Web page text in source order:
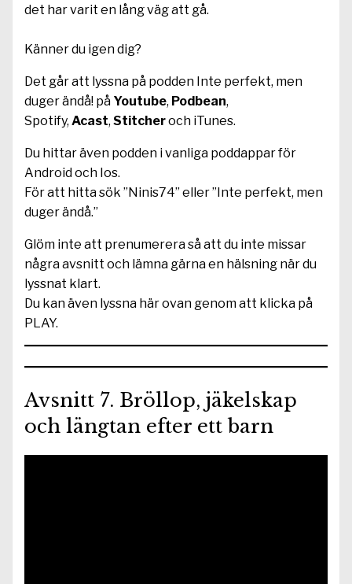
det har varit en lång väg att gå.
Känner du igen dig?
Det går att lyssna på podden Inte perfekt, men
duger ändå! på Youtube, Podbean,
Spotify, Acast, Stitcheroch iTunes.
Du hittar även podden i vanliga poddappar för
Android och Ios.
För att hitta sök ”Ninis74” eller ”Inte perfekt, men
duger ändå.”
Glöm inte att prenumerera så att du inte missar
några avsnitt och lämna gärna en hälsning när du
lyssnat klart.
Du kan även lyssna här ovan genom att klicka på
PLAY.
Avsnitt 7. Bröllop, jäkelskap
och längtan efter ett barn